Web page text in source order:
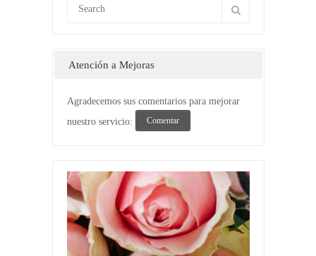
Atención a Mejoras
Agradecemos sus comentarios para mejorar
nuestro servicio:
Comentar